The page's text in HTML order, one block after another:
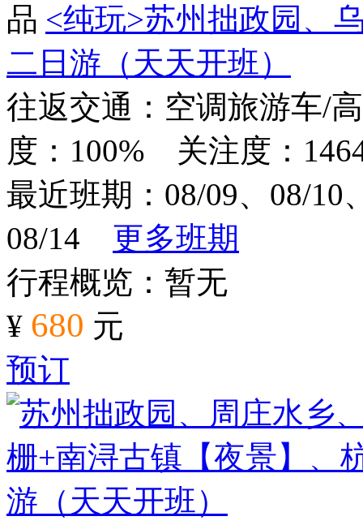
<纯玩>苏州拙政园、
二日游（天天开班）
往返交通：空调旅游车
度：100% 关注度：
最近班期：08/09、08/10
08/14 更多班期
行程概览：暂无
¥ 680 元
预订